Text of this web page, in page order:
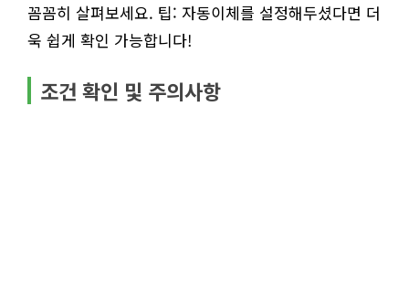
꼼꼼히 살펴보세요. 팁: 자동이체를 설정해두셨다면 더
욱 쉽게 확인 가능합니다!
조건 확인 및 주의사항